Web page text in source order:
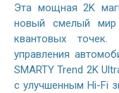
Эта мощная 2K
новый смелый мир
квантовых точек.
управления
SMARTY Trend 2K
с улучшенным Hi-Fi